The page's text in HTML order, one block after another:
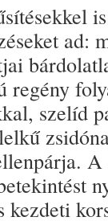
ad:
regény
szelíd
kezdeti